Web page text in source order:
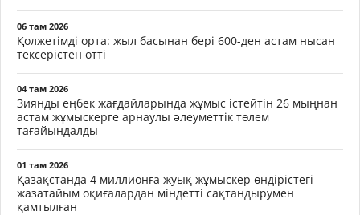
06 там 2026
Қолжетімді орта: жыл басынан бері 600-ден астам нысан
тексерістен өтті
04 там 2026
Зиянды еңбек жағдайларында жұмыс істейтін 26 мыңнан
астам жұмыскерге арнаулы әлеуметтік төлем
тағайындалды
01 там 2026
Қазақстанда 4 миллионға жуық жұмыскер өндірістегі
жазатайым оқиғалардан міндетті сақтандырумен
қамтылған